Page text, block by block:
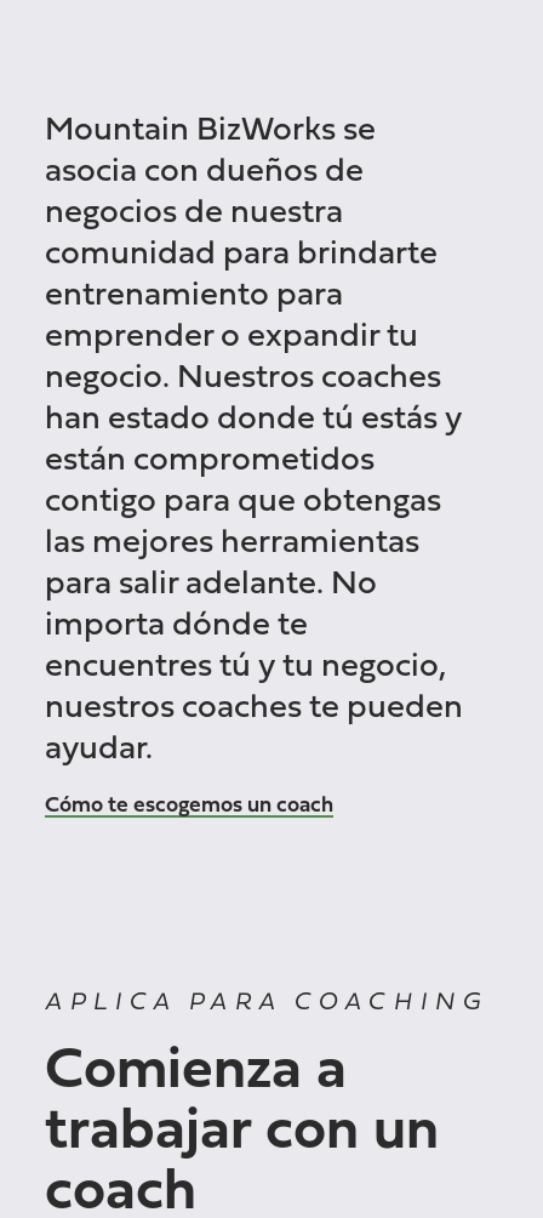
Mountain BizWorks se
asocia con dueños de
negocios de nuestra
comunidad para brindarte
entrenamiento para
emprender o expandir tu
negocio. Nuestros coaches
han estado donde tú estás y
están comprometidos
contigo para que obtengas
las mejores herramientas
para salir adelante. No
importa dónde te
encuentres tú y tu negocio,
nuestros coaches te pueden
ayudar.
Cómo te escogemos un coach
APLICA PARA COACHING
Comienza a
trabajar con un
coach